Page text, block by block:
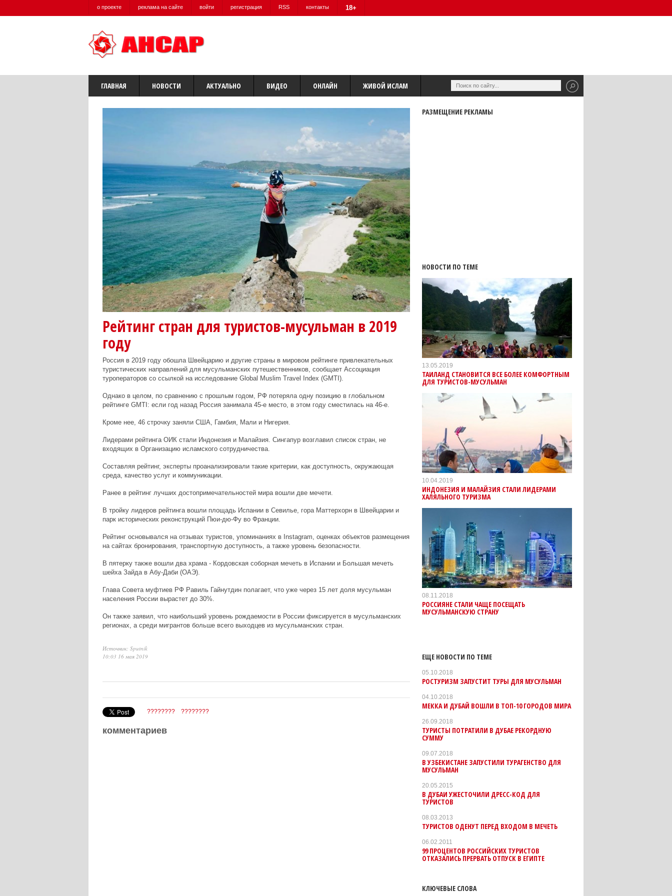
о проекте реклама на сайте войти регистрация RSS контакты 18+
ГЛАВНАЯ НОВОСТИ АКТУАЛЬНО ВИДЕО ОНЛАЙН ЖИВОЙ ИСЛАМ
Рейтинг стран для туристов-мусульман в 2019
году
Россия в 2019 году обошла Швейцарию и другие страны в мировом рейтинге привлекательных
туристических направлений для мусульманских путешественников, сообщает Ассоциация
туроператоров со ссылкой на исследование Global Muslim Travel Index (GMTI).
Однако в целом, по сравнению с прошлым годом, РФ потеряла одну позицию в глобальном
рейтинге GMTI: если год назад Россия занимала 45-е место, в этом году сместилась на 46-е.
Кроме нее, 46 строчку заняли США, Гамбия, Мали и Нигерия.
Лидерами рейтинга ОИК стали Индонезия и Малайзия. Сингапур возглавил список стран, не
входящих в Организацию исламского сотрудничества.
Составляя рейтинг, эксперты проанализировали такие критерии, как доступность, окружающая
среда, качество услуг и коммуникации.
Ранее в рейтинг лучших достопримечательностей мира вошли две мечети.
В тройку лидеров рейтинга вошли площадь Испании в Севилье, гора Маттерхорн в Швейцарии и
парк исторических реконструкций Пюи-дю-Фу во Франции.
Рейтинг основывался на отзывах туристов, упоминаниях в Instagram, оценках объектов размещения
на сайтах бронирования, транспортную доступность, а также уровень безопасности.
В пятерку также вошли два храма - Кордовская соборная мечеть в Испании и Большая мечеть
шейха Зайда в Абу-Даби (ОАЭ).
Глава Совета муфтиев РФ Равиль Гайнутдин полагает, что уже через 15 лет доля мусульман
населения России вырастет до 30%.
Он также заявил, что наибольший уровень рождаемости в России фиксируется в мусульманских
регионах, а среди мигрантов больше всего выходцев из мусульманских стран.
Источник: Sputnik
10:03 16 мая 2019
???????? ????????
комментариев
РАЗМЕЩЕНИЕ РЕКЛАМЫ
НОВОСТИ ПО ТЕМЕ
13.05.2019
ТАИЛАНД СТАНОВИТСЯ ВСЕ БОЛЕЕ КОМФОРТНЫМ
ДЛЯ ТУРИСТОВ-МУСУЛЬМАН
10.04.2019
ИНДОНЕЗИЯ И МАЛАЙЗИЯ СТАЛИ ЛИДЕРАМИ
ХАЛЯЛЬНОГО ТУРИЗМА
08.11.2018
РОССИЯНЕ СТАЛИ ЧАЩЕ ПОСЕЩАТЬ
МУСУЛЬМАНСКУЮ СТРАНУ
ЕЩЕ НОВОСТИ ПО ТЕМЕ
05.10.2018
РОСТУРИЗМ ЗАПУСТИТ ТУРЫ ДЛЯ МУСУЛЬМАН
04.10.2018
МЕККА И ДУБАЙ ВОШЛИ В ТОП-10 ГОРОДОВ МИРА
26.09.2018
ТУРИСТЫ ПОТРАТИЛИ В ДУБАЕ РЕКОРДНУЮ
СУММУ
09.07.2018
В УЗБЕКИСТАНЕ ЗАПУСТИЛИ ТУРАГЕНСТВО ДЛЯ
МУСУЛЬМАН
20.05.2015
В ДУБАИ УЖЕСТОЧИЛИ ДРЕСС-КОД ДЛЯ
ТУРИСТОВ
08.03.2013
ТУРИСТОВ ОДЕНУТ ПЕРЕД ВХОДОМ В МЕЧЕТЬ
06.02.2011
99 ПРОЦЕНТОВ РОССИЙСКИХ ТУРИСТОВ
ОТКАЗАЛИСЬ ПРЕРВАТЬ ОТПУСК В ЕГИПТЕ
КЛЮЧЕВЫЕ СЛОВА